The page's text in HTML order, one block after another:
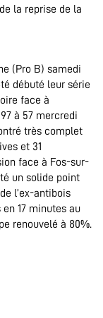
la reprise de la
(Pro B) samedi
débuté leur série
face à
à 57 mercredi
très complet
et 31
face à Fos-sur-
un solide point
l’ex-antibois
17 minutes au
renouvelé à 80%.